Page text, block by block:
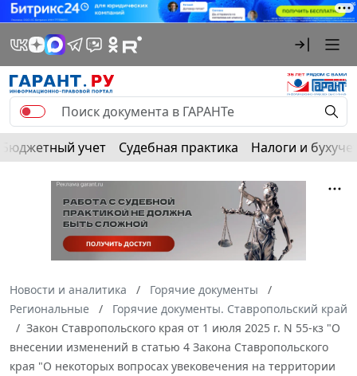
Бюджетный учет Судебная практика Налоги и
Новости и аналитика
Горячие документы
Региональные
Горячие документы. Ставропольский край
Закон Ставропольского края от 1 июля 2025 г. N 55-кз "О
внесении изменений в статью 4 Закона Ставропольского
края "О некоторых вопросах увековечения на территории